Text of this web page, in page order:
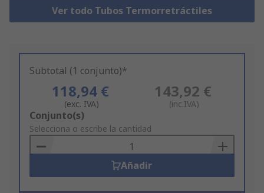
Ver todo Tubos Termorretráctiles
Subtotal (1 conjunto)*
118,94 €
(exc. IVA)
143,92 €
(inc.IVA)
Add
to
Basket
Conjunto(s)
Selecciona o escribe la cantidad
Añadir